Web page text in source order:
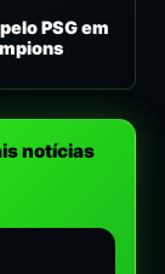
PSG em
notícias